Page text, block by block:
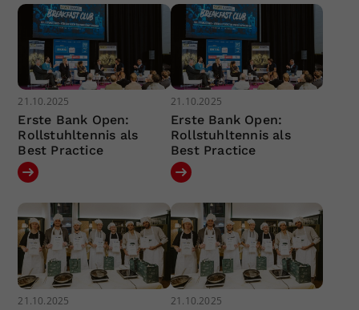
21.10.2025
Erste Bank Open:
Rollstuhltennis als
Best Practice
21.10.2025
Erste Bank Open:
Rollstuhltennis als
Best Practice
21.10.2025 21.10.2025